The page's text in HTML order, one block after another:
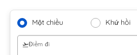
Một chiều Khứ hồi
Điểm đi